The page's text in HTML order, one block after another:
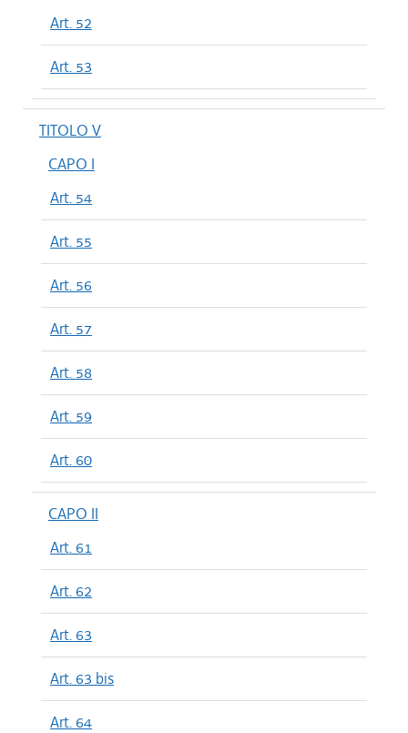
Art. 52
Art. 53
TITOLO V
CAPO I
Art. 54
Art. 55
Art. 56
Art. 57
Art. 58
Art. 59
Art. 60
CAPO II
Art. 61
Art. 62
Art. 63
Art. 63 bis
Art. 64